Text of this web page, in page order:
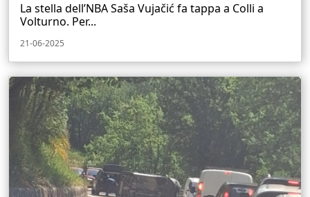
La stella dell’NBA Saša Vujačić fa tappa a Colli a
Volturno. Per...
21-06-2025